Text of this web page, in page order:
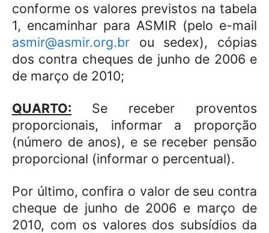
conforme os valores previstos na tabela
1, encaminhar para ASMIR (pelo e-mail
asmir@asmir.org.br ou sedex), cópias
dos contra cheques de junho de 2006 e
de março de 2010;
QUARTO:
Se receber proventos
proporcionais, informar a proporção
(número de anos), e se receber pensão
proporcional (informar o percentual).
Por último, confira o valor de seu contra
cheque de junho de 2006 e março de
2010, com os valores dos subsídios da